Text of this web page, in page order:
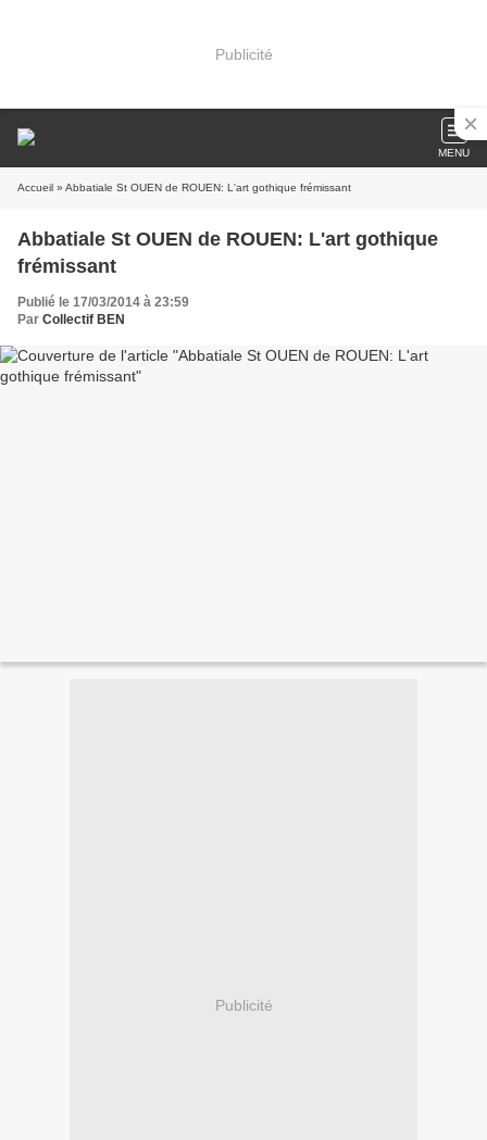
Publicité
MENU
Accueil » Abbatiale St OUEN de ROUEN: L'art gothique frémissant
Abbatiale St OUEN de ROUEN: L'art gothique
frémissant
Publié le 17/03/2014 à 23:59
Par Collectif BEN
Publicité